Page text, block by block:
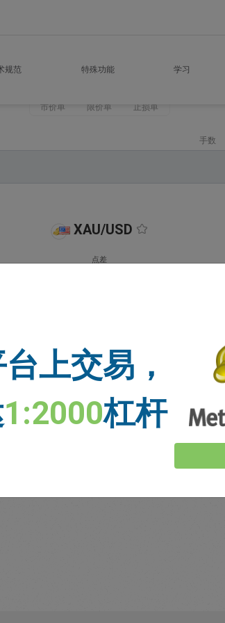
规范 特殊功能 学习
市价单 限价单 止损单
手数
XAU/USD
点差
价格
上交易，
1:2000杠杆